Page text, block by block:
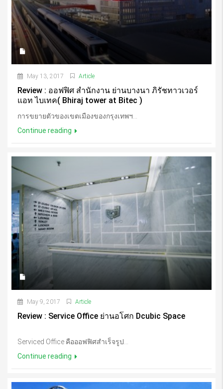
May 13, 2017 Article
Review : ออฟฟิศ สำนักงาน ย่านบางนา ภิรัชทาวเวอร์
แอท ไบเทค( Bhiraj tower at Bitec )
การขยายตัวของเขตเมืองของกรุงเทพฯ...
Continue reading
May 9, 2017 Article
Review : Service Office ย่านอโศก Dcubic Space
Serviced Office คือออฟฟิศสำเร็จรูป...
Continue reading